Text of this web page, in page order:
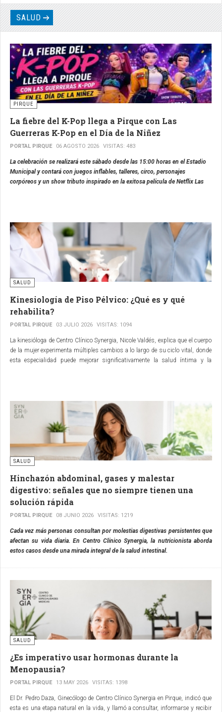
SALUD
PIRQUE
La fiebre del K-Pop llega a Pirque con Las
Guerreras K-Pop en el Día de la Niñez
PORTAL PIRQUE 06 AGOSTO 2026 VISITAS: 483
La celebración se realizará este sábado desde las 15:00 horas en el Estadio
Municipal y contará con juegos inflables, talleres, circo, personajes
corpóreos y un show tributo inspirado en la exitosa película de Netflix Las
SALUD
Kinesiología de Piso Pélvico: ¿Qué es y qué
rehabilita?
PORTAL PIRQUE 03 JULIO 2026 VISITAS: 1094
La kinesióloga de Centro Clínico Synergia, Nicole Valdés, explica que el cuerpo
de la mujer experimenta múltiples cambios a lo largo de su ciclo vital, donde
esta especialidad puede mejorar significativamente la salud íntima y la
SALUD
Hinchazón abdominal, gases y malestar
digestivo: señales que no siempre tienen una
solución rápida
PORTAL PIRQUE 08 JUNIO 2026 VISITAS: 1219
Cada vez más personas consultan por molestias digestivas persistentes que
afectan su vida diaria. En Centro Clínico Synergia, la nutricionista aborda
estos casos desde una mirada integral de la salud intestinal.
SALUD
¿Es imperativo usar hormonas durante la
Menopausia?
PORTAL PIRQUE 13 MAY 2026 VISITAS: 1398
El Dr. Pedro Daza, Ginecólogo de Centro Clínico Synergia en Pirque, indicó que
esta es una etapa natural en la vida, y llamó a consultar, informarse y recibir